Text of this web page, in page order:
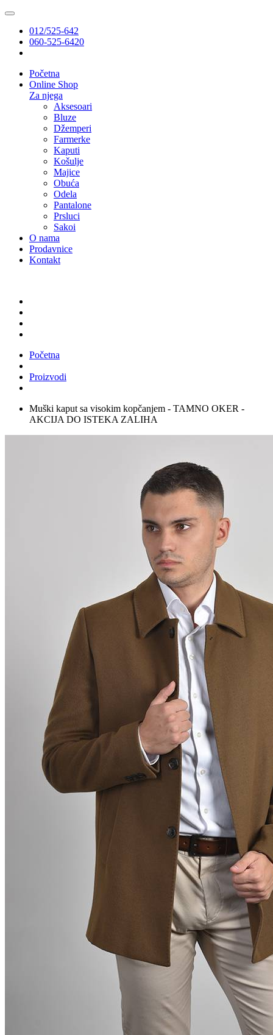
012/525-642
060-525-6420
Početna
Online Shop
Za njega
Aksesoari
Bluze
Džemperi
Farmerke
Kaputi
Košulje
Majice
Obuća
Odela
Pantalone
Prsluci
Sakoi
O nama
Prodavnice
Kontakt
Početna
Proizvodi
Muški kaput sa visokim kopčanjem - TAMNO OKER -
AKCIJA DO ISTEKA ZALIHA